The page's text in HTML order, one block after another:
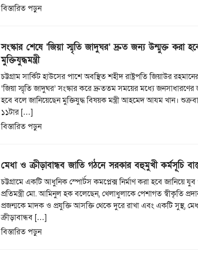
বিস্তারিত পড়ুন
সংস্কার শেষে ‘জিয়া স্মৃতি জাদুঘর’ দ্রুত জন্য উন্মুক্ত করা
মুক্তিযুদ্ধমন্ত্রী
চট্টগ্রাম সার্কিট হাউসের পাশে অবস্থিত শহীদ রাষ্ট্রপতি জিয়াউর
‘জিয়া স্মৃতি জাদুঘর’ সংস্কার করে দ্রুততম সময়ের মধ্যে জনসাধারণের
হবে বলে জানিয়েছেন মুক্তিযুদ্ধ বিষয়ক মন্ত্রী আহমেদ আযম খান।
১১টার […]
বিস্তারিত পড়ুন
মেধা ও ক্রীড়াবান্ধব জাতি গঠনে সরকার বহুমুখী কর্মসূচি
চট্টগ্রামে একটি আধুনিক স্পোর্টস কমপ্লেক্স নির্মাণ করা হবে জানিয়ে যুব
প্রতিমন্ত্রী মো. আমিনুল হক বলেছেন, খেলাধুলাকে পেশাগত স্বীকৃতি
প্রজন্মকে মাদক ও প্রযুক্তি আসক্তি থেকে দুরে রাখা এবং একটি সুস্থ,
ক্রীড়াবান্ধব […]
বিস্তারিত পড়ুন